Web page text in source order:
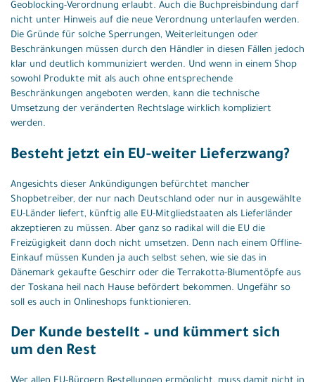
Geoblocking-Verordnung erlaubt. Auch die Buchpreisbindung darf
nicht unter Hinweis auf die neue Verordnung unterlaufen werden.
Die Gründe für solche Sperrungen, Weiterleitungen oder
Beschränkungen müssen durch den Händler in diesen Fällen jedoch
klar und deutlich kommuniziert werden. Und wenn in einem Shop
sowohl Produkte mit als auch ohne entsprechende
Beschränkungen angeboten werden, kann die technische
Umsetzung der veränderten Rechtslage wirklich kompliziert
werden.
Besteht jetzt ein EU-weiter Lieferzwang?
Angesichts dieser Ankündigungen befürchtet mancher
Shopbetreiber, der nur nach Deutschland oder nur in ausgewählte
EU-Länder liefert, künftig alle EU-Mitgliedstaaten als Lieferländer
akzeptieren zu müssen. Aber ganz so radikal will die EU die
Freizügigkeit dann doch nicht umsetzen. Denn nach einem Offline-
Einkauf müssen Kunden ja auch selbst sehen, wie sie das in
Dänemark gekaufte Geschirr oder die Terrakotta-Blumentöpfe aus
der Toskana heil nach Hause befördert bekommen. Ungefähr so
soll es auch in Onlineshops funktionieren.
Der Kunde bestellt – und kümmert sich
um den Rest